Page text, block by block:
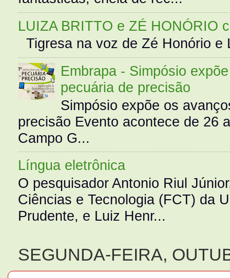
LUIZA BRITTO e ZÉ HONÓRIO
Tigresa na voz de Zé Honório
Embrapa - Simpósio
pecuária de precisão
Simpósio expõe os
precisão Evento acontece de 26
Campo G...
Língua eletrônica
O pesquisador Antonio Riul
Ciências e Tecnologia (FCT) da
Prudente, e Luiz Henr...
SEGUNDA-FEIRA,